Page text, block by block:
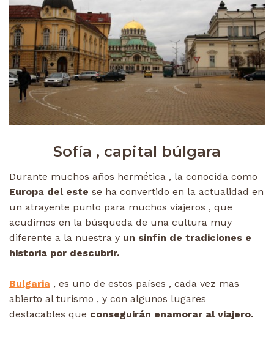
Sofía , capital búlgara
Durante muchos años hermética , la conocida como
Europa del este se ha convertido en la actualidad en
un atrayente punto para muchos viajeros , que
acudimos en la búsqueda de una cultura muy
diferente a la nuestra y un sinfín de tradiciones e
historia por descubrir.
Bulgaria , es uno de estos países , cada vez mas
abierto al turismo , y con algunos lugares
destacables que conseguirán enamorar al viajero.